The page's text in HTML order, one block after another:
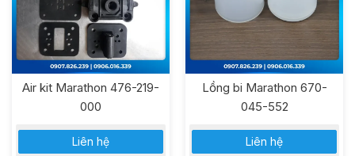
Air kit Marathon 476-219-
000
Liên hệ
Lồng bi Marathon 670-
045-552
Liên hệ